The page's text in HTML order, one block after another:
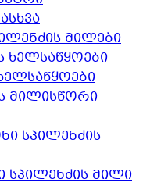
მილები
სწორი
მილი